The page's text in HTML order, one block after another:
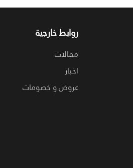
روابط خارجية
مقالات
اخبار
عروض و خصومات